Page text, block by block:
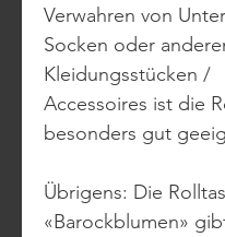
Verwahren von
Socken oder
Kleidungsstücken /
Accessoires ist die
besonders gut
Übrigens: Die
«Barockblumen»